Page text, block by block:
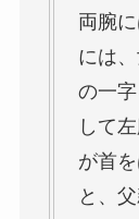
両腕
には
の一
して
が首
と、